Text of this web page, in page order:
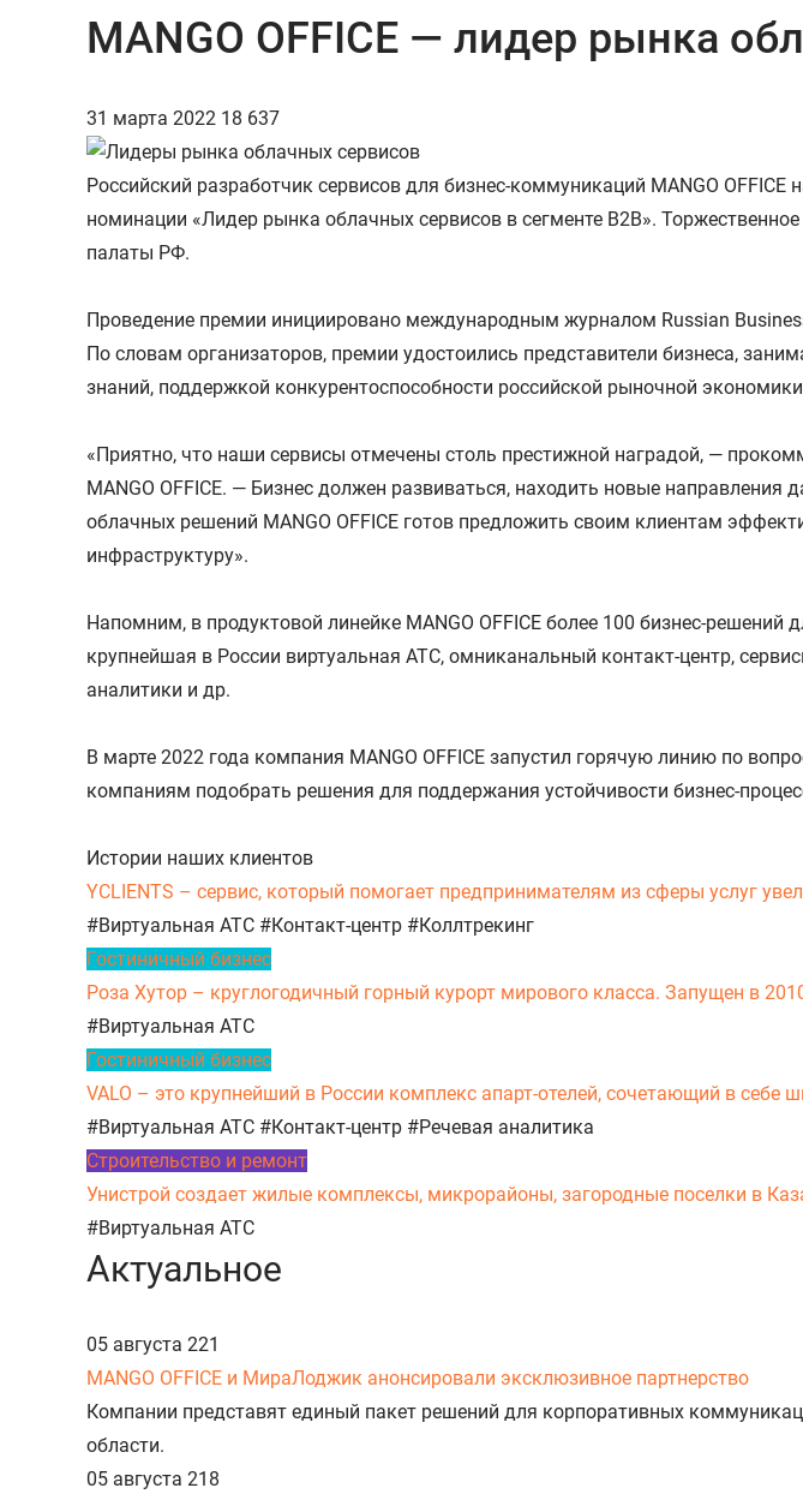
MANGO OFFICE — лидер рынка
31 марта 2022 18 637
Российский разработчик сервисов для бизнес-коммуникаций MANGO
номинации «Лидер рынка облачных сервисов в сегменте B2B».
палаты РФ.
Проведение премии инициировано международным журналом Russian
По словам организаторов, премии удостоились представители бизнеса,
знаний, поддержкой конкурентоспособности российской рыночной
«Приятно, что наши сервисы отмечены столь престижной наградой, —
MANGO OFFICE. — Бизнес должен развиваться, находить новые
облачных решений MANGO OFFICE готов предложить своим клиентам
инфраструктуру».
Напомним, в продуктовой линейке MANGO OFFICE более 100 бизнес-
крупнейшая в России виртуальная АТС, омниканальный контакт-центр,
аналитики и др.
В марте 2022 года компания MANGO OFFICE запустил горячую линию по
компаниям подобрать решения для поддержания устойчивости бизнес-
Истории наших клиентов
YCLIENTS – сервис, который помогает предпринимателям из сферы услуг
#Виртуальная АТС #Контакт-центр #Коллтрекинг
Гостиничный бизнес
Роза Хутор – круглогодичный горный курорт мирового класса. Запущен в
#Виртуальная АТС
Гостиничный бизнес
VALO – это крупнейший в России комплекс апарт-отелей, сочетающий в себе
#Виртуальная АТС #Контакт-центр #Речевая аналитика
Строительство и ремонт
Унистрой создает жилые комплексы, микрорайоны, загородные поселки в
#Виртуальная АТС
Актуальное
05 августа 221
MANGO OFFICE и МираЛоджик анонсировали эксклюзивное партнерство
Компании представят единый пакет решений для корпоративных
области.
05 августа 218